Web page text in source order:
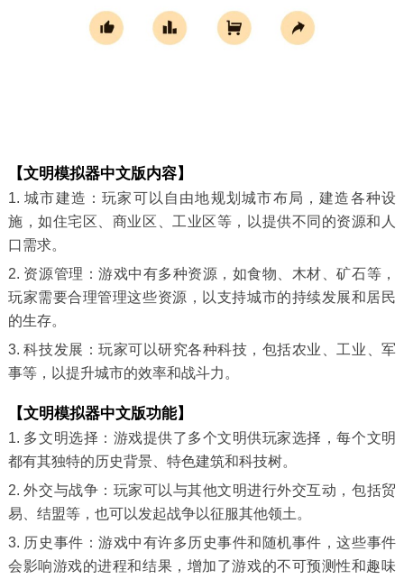
【文明模拟器中文版内容】
1. 城市建造：玩家可以自由地规划城市布局，建造各种设
施，如住宅区、商业区、工业区等，以提供不同的资源和人
口需求。
2. 资源管理：游戏中有多种资源，如食物、木材、矿石等，
玩家需要合理管理这些资源，以支持城市的持续发展和居民
的生存。
3. 科技发展：玩家可以研究各种科技，包括农业、工业、军
事等，以提升城市的效率和战斗力。
【文明模拟器中文版功能】
1. 多文明选择：游戏提供了多个文明供玩家选择，每个文明
都有其独特的历史背景、特色建筑和科技树。
2. 外交与战争：玩家可以与其他文明进行外交互动，包括贸
易、结盟等，也可以发起战争以征服其他领土。
3. 历史事件：游戏中有许多历史事件和随机事件，这些事件
会影响游戏的进程和结果，增加了游戏的不可预测性和趣味